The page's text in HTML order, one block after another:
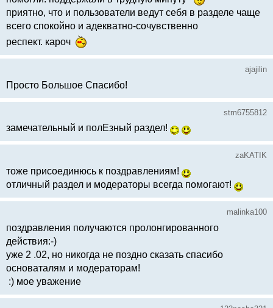
приятно, что и пользователи ведут себя в разделе чаще
всего спокойно и адекватно-сочувственно
респект. кароч
ajajilin
Просто Большое Спасибо!
stm6755812
замечательный и полЕзный раздел!
zaKATIK
тоже присоединюсь к поздравлениям!
отличный раздел и модераторы всегда помогают!
malinka100
поздравления получаются пролонгированного
действия:-)
уже 2 .02, но никогда не поздно сказать спасибо
основаталям и модераторам!
:) мое уважение